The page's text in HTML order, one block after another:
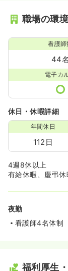
職場の環
看護師
44名
電子カ
休日・休暇詳細
年間休日
112日
4週8休以上
有給休暇、慶弔
夜勤
看護師4名体制
福利厚生